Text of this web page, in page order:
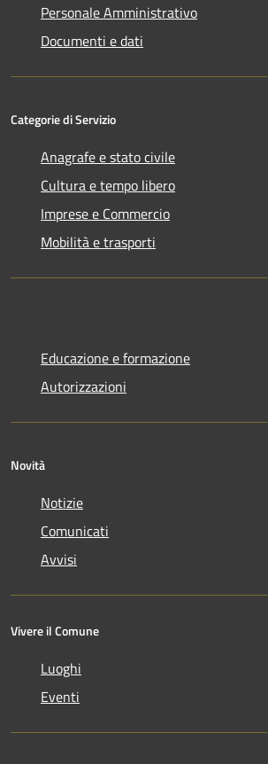
Personale Amministrativo
Documenti e dati
Categorie di Servizio
Anagrafe e stato civile
Cultura e tempo libero
Imprese e Commercio
Mobilità e trasporti
Educazione e formazione
Autorizzazioni
Novità
Notizie
Comunicati
Avvisi
Vivere il Comune
Luoghi
Eventi